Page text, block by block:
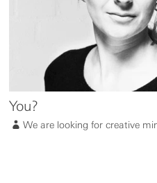
You?
We are looking for creative